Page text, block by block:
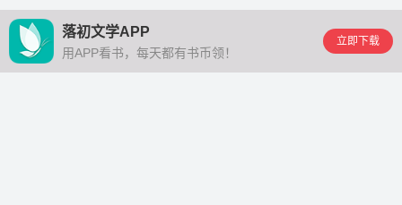
落初文学APP
用APP看书，每天都有书币领！
立即下载